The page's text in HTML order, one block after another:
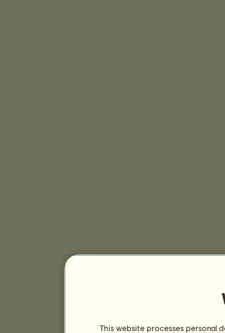
This website processes personal